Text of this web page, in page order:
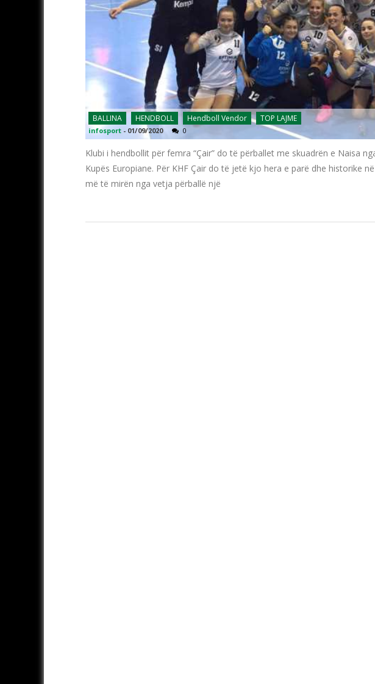
BALLINA HENDBOLL Hendboll Vendor TOP LAJME
infosport - 01/09/2020 0
Klubi i hendbollit për femra “Çair” do të përballet me skuadrën e Naisa
Kupës Europiane. Për KHF Çair do të jetë kjo hera e parë dhe historike
më të mirën nga vetja përballë një